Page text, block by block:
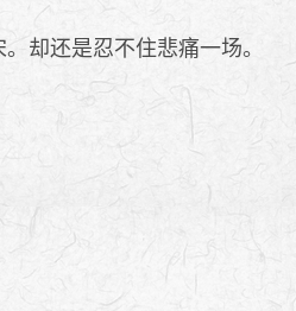
却还是忍不住悲痛一场。